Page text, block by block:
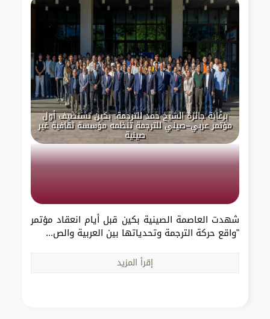
برعاية جائزة الشيخ حمد للترجمة: بكين تستضيف أول
مؤتمر عربي–صيني للترجمة تنظمه مؤسسة ثقافية غير
صينية
شهدت العاصمة الصينية بكين قبل أيام انعقاد مؤتمر
"واقع حركة الترجمة وتحدياتها بين العربية والص...
إقرأ المزيد